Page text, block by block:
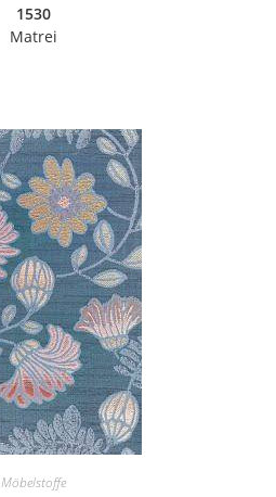
1530
Matrei
Möbelstoffe